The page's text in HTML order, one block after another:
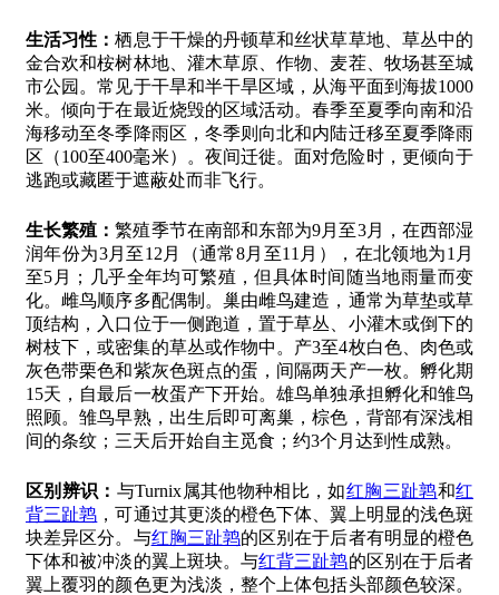
生活习性：栖息于干燥的丹顿草和丝状草草地、草丛中的
金合欢和桉树林地、灌木草原、作物、麦茬、牧场甚至城
市公园。常见于干旱和半干旱区域，从海平面到海拔1000
米。倾向于在最近烧毁的区域活动。春季至夏季向南和沿
海移动至冬季降雨区，冬季则向北和内陆迁移至夏季降雨
区（100至400毫米）。夜间迁徙。面对危险时，更倾向于
逃跑或藏匿于遮蔽处而非飞行。
生长繁殖：繁殖季节在南部和东部为9月至3月，在西部湿
润年份为3月至12月（通常8月至11月），在北领地为1月
至5月；几乎全年均可繁殖，但具体时间随当地雨量而变
化。雌鸟顺序多配偶制。巢由雌鸟建造，通常为草垫或草
顶结构，入口位于一侧跑道，置于草丛、小灌木或倒下的
树枝下，或密集的草丛或作物中。产3至4枚白色、肉色或
灰色带栗色和紫灰色斑点的蛋，间隔两天产一枚。孵化期
15天，自最后一枚蛋产下开始。雄鸟单独承担孵化和雏鸟
照顾。雏鸟早熟，出生后即可离巢，棕色，背部有深浅相
间的条纹；三天后开始自主觅食；约3个月达到性成熟。
区别辨识： 与Turnix属其他物种相比，如红胸三趾鹑和红
背三趾鹑 ，可通过其更淡的橙色下体、翼上明显的浅色斑
块差异区分。与红胸三趾鹑的区别在于后者有明显的橙色
下体和被冲淡的翼上斑块。与红背三趾鹑的区别在于后者
翼上覆羽的颜色更为浅淡，整个上体包括头部颜色较深。